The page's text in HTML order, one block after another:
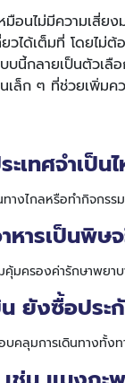
หมือนไม่มีความเสี่
ได้เต็มที่ โดยไม่
นี้กลายเป็นตัวเลื
เล็ก ๆ ที่ช่วยเพิ่ม
เทศจำเป็น
ทางไกลหรือทำกิจกร
ารเป็นพิษ
คุ้มครองค่ารักษาพยา
ยังซื้อประ
บคลุมการเดินทางทั้ง